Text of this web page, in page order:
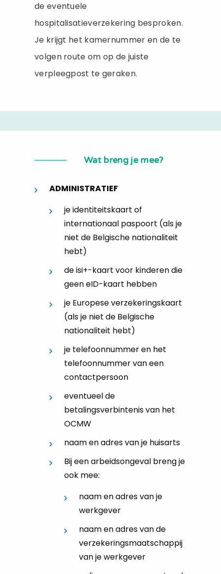
de eventuele
hospitalisatieverzekering besproken.
Je krijgt het kamernummer en de te
volgen route om op de juiste
verpleegpost te geraken.
Wat breng je mee?
ADMINISTRATIEF
je identiteitskaart of
internationaal paspoort (als je
niet de Belgische nationaliteit
hebt)
de isi+-kaart voor kinderen die
geen eID-kaart hebben
je Europese verzekeringskaart
(als je niet de Belgische
nationaliteit hebt)
je telefoonnummer en het
telefoonnummer van een
contactpersoon
eventueel de
betalingsverbintenis van het
OCMW
naam en adres van je huisarts
Bij een arbeidsongeval breng je
ook mee:
naam en adres van je
werkgever
naam en adres van de
verzekeringsmaatschappij
van je werkgever